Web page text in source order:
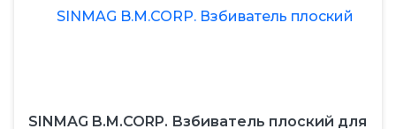
SINMAG B.M.CORP. Взбиватель плоский для